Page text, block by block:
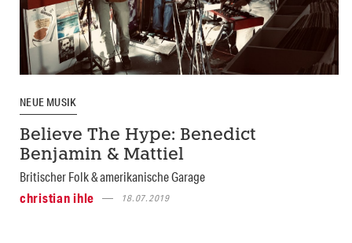
NEUE MUSIK
Believe The Hype: Benedict
Benjamin & Mattiel
Britischer Folk & amerikanische Garage
christian ihle
18.07.2019